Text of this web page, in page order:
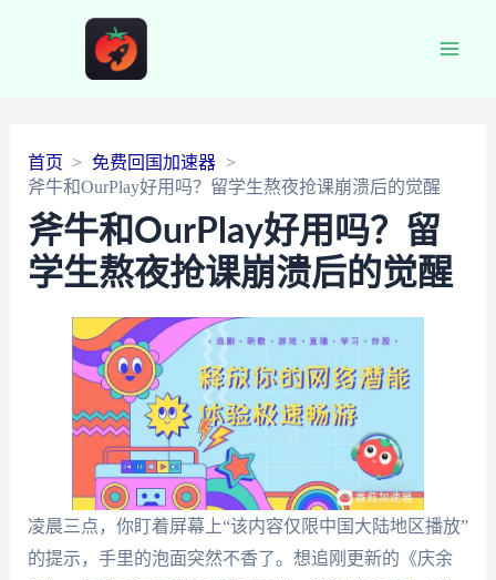
首页
免费回国加速器
斧牛和OurPlay好用吗？留学生熬夜抢课崩溃后的觉醒
斧牛和OurPlay好用吗？留
学生熬夜抢课崩溃后的觉醒
凌晨三点，你盯着屏幕上“该内容仅限中国大陆地区播放”
的提示，手里的泡面突然不香了。想追刚更新的《庆余